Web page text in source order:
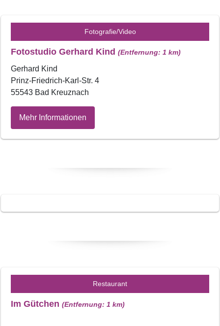
Fotografie/Video
Fotostudio Gerhard Kind (Entfernung: 1 km)
Gerhard Kind
Prinz-Friedrich-Karl-Str. 4
55543 Bad Kreuznach
Mehr Informationen
Restaurant
Im Gütchen (Entfernung: 1 km)